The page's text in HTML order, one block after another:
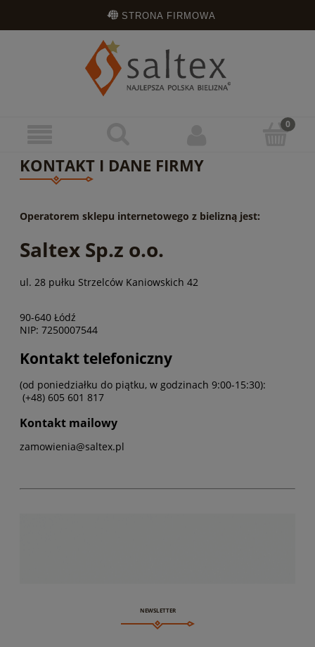
STRONA FIRMOWA
ZAREJESTRUJ SIĘ ZALOGUJ SIĘ
KONTAKT I DANE FIRMY
Operatorem sklepu internetowego z bielizną jest:
Saltex Sp.z o.o.
ul. 28 pułku Strzelców Kaniowskich 42
90-640 Łódź
NIP: 7250007544
Kontakt telefoniczny
(od poniedziałku do piątku, w godzinach 9:00-15:30):
(+48) 605 601 817
Kontakt mailowy
zamowienia@saltex.pl
NEWSLETTER